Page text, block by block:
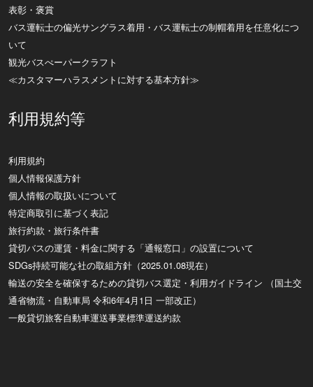
表彰・褒賞
バス運転士の偏光サングラス着用・バス運転士の制帽着用を任意化につ
いて
観光バスぺーパークラフト
≪カスタマーハラスメントに対する基本方針≫
利用規約等
利用規約
個人情報保護方針
個人情報の取扱いについて
特定商取引に基づく表記
旅行約款・旅行条件書
貸切バスの運賃・料金に関する「通報窓口」の設置について
SDGs持続可能な社の取組方針（2025.01.08現在）
輸送の安全を確保するための貸切バス選定・利用ガイドライン （国土交
通省物流・自動車局 令和6年4月1日 一部改正）
一般貸切旅客自動車運送事業標準運送約款